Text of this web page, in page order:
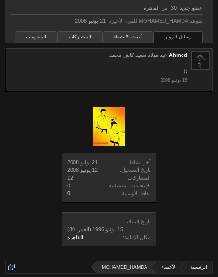
آخر نشاط:
تاريخ التسجيل:
المشاركات:
12
الإعجابات المستلمة:
0
نقاط الأوسمة:
0
تاريخ الميلاد:
(العمر: 30)
مكان الإقامة:
القاهره
عضو جديد من القاهره
شوهد MOHAMED_HAMDA للمرة الأخيرة:
رسائل الزوار أحدث الأنشطة المشاركات المعلومات
Ahmed عيد ميلاد سعيد كابتن محمد
:)
الرئيسية الأعضاء MOHAMED_HAMDA